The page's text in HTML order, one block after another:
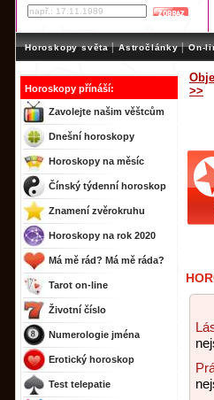
Horoskopy světa | Astročlánky | On-
Horoskopy přínáší:
Zavolejte našim věštcům
Dnešní horoskopy
Horoskopy na měsíc
Čínský týdenní horoskop
Znamení zvěrokruhu
Horoskopy na rok 2020
Má mě rád? Má mě ráda?
Tarot on-line
Životní číslo
Numerologie jména
Erotický horoskop
Test telepatie
>>